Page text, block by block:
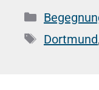
Dortmund,